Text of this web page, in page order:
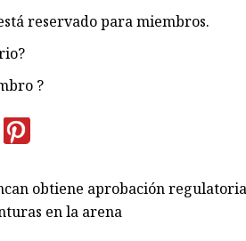
reservado para miembros.
?
obtiene aprobación
en la arena